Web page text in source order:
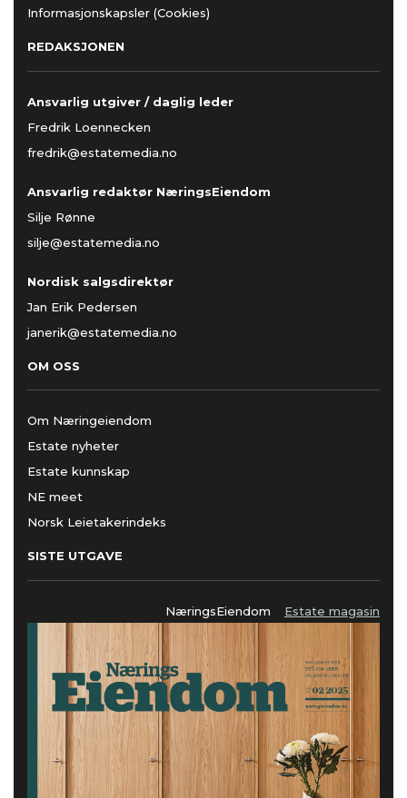
Informasjonskapsler (Cookies)
REDAKSJONEN
Ansvarlig utgiver / daglig leder
Fredrik Loennecken
fredrik@estatemedia.no
Ansvarlig redaktør NæringsEiendom
Silje Rønne
silje@estatemedia.no
Nordisk salgsdirektør
Jan Erik Pedersen
janerik@estatemedia.no
OM OSS
Om Næringeiendom
Estate nyheter
Estate kunnskap
NE meet
Norsk Leietakerindeks
SISTE UTGAVE
NæringsEiendom Estate magasin